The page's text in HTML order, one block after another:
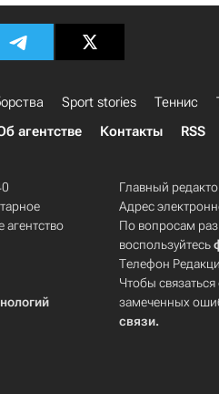
Sport stories Теннис
агентстве Контакты RSS
Главный
Адрес
По вопросам
воспользуйтесь
Телефон
Чтобы
замеченных
связи.